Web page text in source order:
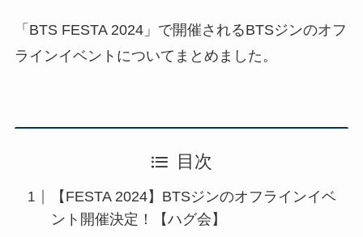
「BTS FESTA 2024」で開催されるBTSジンのオフ
ラインイベントについてまとめました。
目次
【FESTA 2024】BTSジンのオフラインイベ
ント開催決定！【ハグ会】